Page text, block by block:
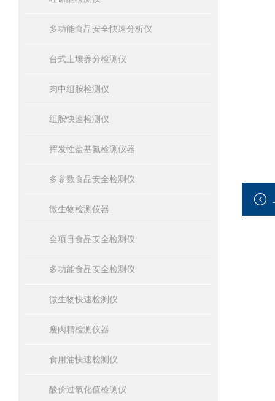
多功能食品安全快速分析仪
台式土壤养分检测仪
肉中组胺检测仪
组胺快速检测仪
挥发性盐基氮检测仪器
多参数食品安全检测仪
微生物检测仪器
全项目食品安全检测仪
多功能食品安全检测仪
微生物快速检测仪
瘦肉精检测仪器
食用油快速检测仪
酸价过氧化值检测仪